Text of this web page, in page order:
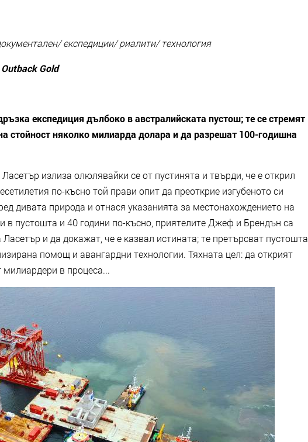
експедиции/ риалити/ технология
Gold
експедиция дълбоко в австралийската пустош; те се стремят
стойност няколко милиарда долара и да разрешат 100-годишна
излиза олюлявайки се от пустинята и твърди, че е открил
по-късно той прави опит да преоткрие изгубеното си
дивата природа и отнася указанията за местонахождението на
в пустошта и 40 години по-късно, приятелите Джеф и Брендън са
и да докажат, че е казвал истината; те претърсват пустошта
помощ и авангардни технологии. Тяхната цел: да открият
в процеса...